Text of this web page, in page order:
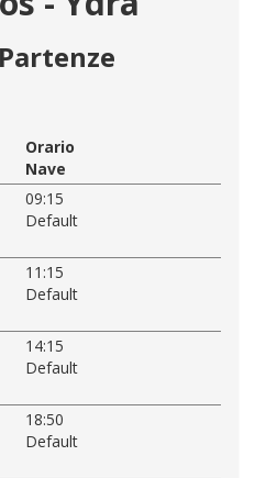
Orario
Nave
09:15
Default
11:15
Default
14:15
Default
18:50
Default